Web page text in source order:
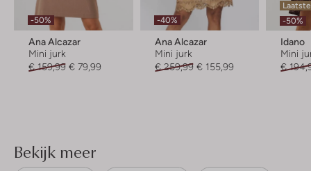
-50%
Ana Alcazar
Mini jurk
€ 159,99 € 79,99
-40%
Ana Alcazar
Mini jurk
€ 259,99 € 155,99
-50%
Idano
Mini
€
Bekijk meer